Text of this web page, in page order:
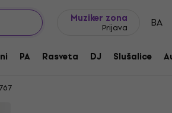
Muziker zona
Prijava BA
PA Rasveta DJ Slušalice
Beat Ruby Red Set